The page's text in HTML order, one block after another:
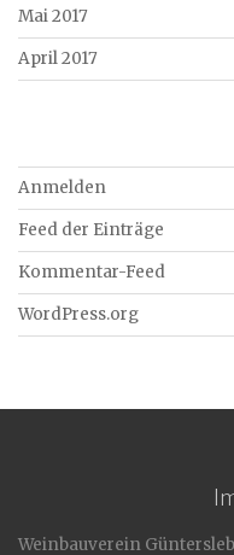
Mai 2017
April 2017
Anmelden
Feed der Einträge
Kommentar-Feed
WordPress.org
Weinbauverein